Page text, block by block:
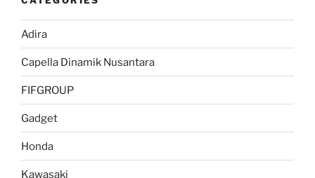
Adira
Capella Dinamik Nusantara
FIFGROUP
Gadget
Honda
Kawasaki